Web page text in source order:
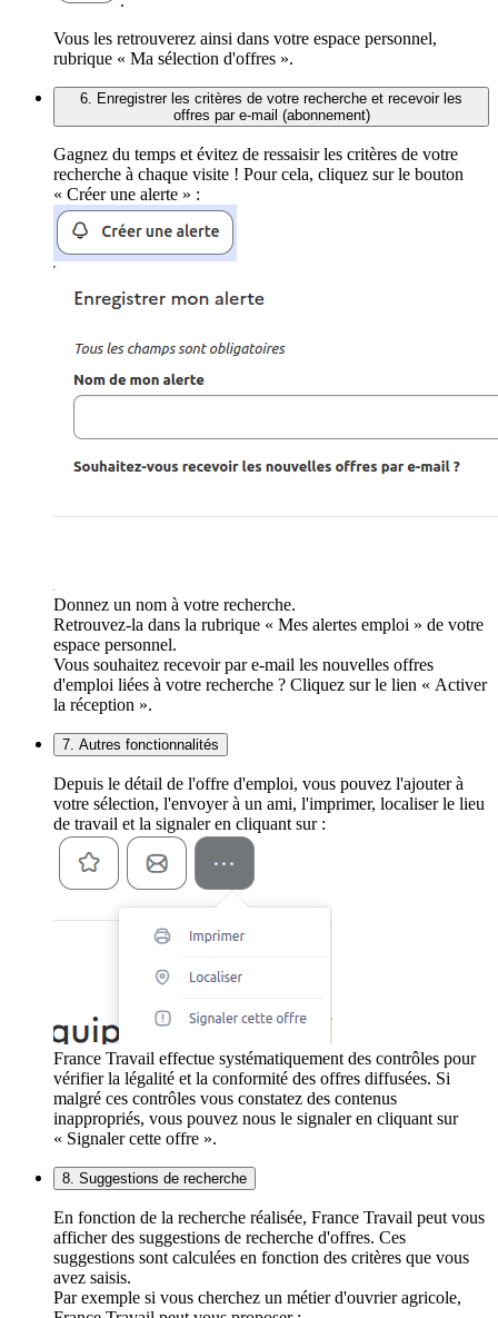
Vous les retrouverez ainsi dans votre espace personnel,
rubrique « Ma sélection d'offres ».
6. Enregistrer les critères de votre recherche et recevoir les
offres par e-mail (abonnement)
Gagnez du temps et évitez de ressaisir les critères de votre
recherche à chaque visite ! Pour cela, cliquez sur le bouton
« Créer une alerte » :
Donnez un nom à votre recherche.
Retrouvez-la dans la rubrique « Mes alertes emploi » de votre
espace personnel.
Vous souhaitez recevoir par e-mail les nouvelles offres
d'emploi liées à votre recherche ? Cliquez sur le lien « Activer
la réception ».
7. Autres fonctionnalités
Depuis le détail de l'offre d'emploi, vous pouvez l'ajouter à
votre sélection, l'envoyer à un ami, l'imprimer, localiser le lieu
de travail et la signaler en cliquant sur :
France Travail effectue systématiquement des contrôles pour
vérifier la légalité et la conformité des offres diffusées. Si
malgré ces contrôles vous constatez des contenus
inappropriés, vous pouvez nous le signaler en cliquant sur
« Signaler cette offre ».
8. Suggestions de recherche
En fonction de la recherche réalisée, France Travail peut vous
afficher des suggestions de recherche d'offres. Ces
suggestions sont calculées en fonction des critères que vous
avez saisis.
Par exemple si vous cherchez un métier d'ouvrier agricole,